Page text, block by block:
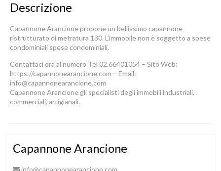
Descrizione
Capannone Arancione propone un bellissimo capannone
ristrutturato di metratura 130. L’immobile non è soggetto a spese
condominiali spese condominiali.
Contattaci ora al numero Tel 02.66401054 – Sito Web:
https://capannonearancione.com – Email:
info@capannonearancione.com
Capannone Arancione gli specialisti degli immobili industriali,
commerciali, artigianali.
Capannone Arancione